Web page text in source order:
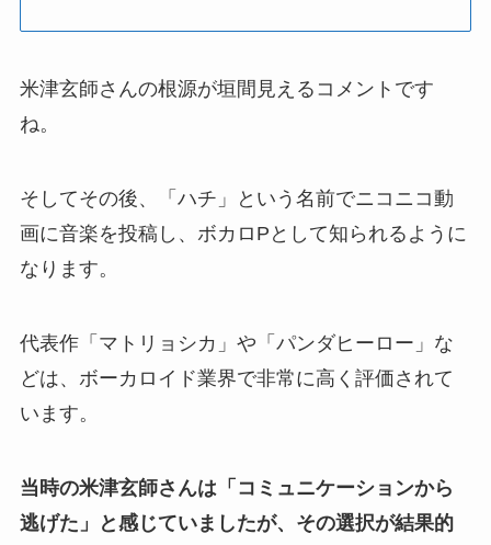
米津玄師さんの根源が垣間見えるコメントです
ね。
そしてその後、「ハチ」という名前でニコニコ動
画に音楽を投稿し、ボカロPとして知られるように
なります。
代表作「マトリョシカ」や「パンダヒーロー」な
どは、ボーカロイド業界で非常に高く評価されて
います。
当時の米津玄師さんは「コミュニケーションから
逃げた」と感じていましたが、その選択が結果的